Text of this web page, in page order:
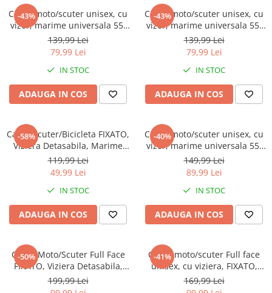
-43%
Casca moto/scuter unisex, cu
vizor, marime universala 55-
60cm, roz, FIXATO
139,99 Lei
79,99 Lei
IN STOC
ADAUGA IN COS
-43%
Casca moto/scuter unisex, cu
vizor, marime universala 55-
60cm, gri, FIXATO
139,99 Lei
79,99 Lei
IN STOC
ADAUGA IN COS
-58%
Casca Scuter/Bicicleta FIXATO,
Viziera Detasabila, Marime
Universala 54-60 cm, Negru
119,99 Lei
49,99 Lei
IN STOC
ADAUGA IN COS
-40%
Casca moto/scuter unisex, cu
vizor, marime universala 55-
60cm, FIXATO, neagra
149,99 Lei
89,99 Lei
IN STOC
ADAUGA IN COS
-50%
Casca Moto/Scuter Full Face
FIXATO, Viziera Detasabila,
Marime Universala 59-62cm,
Albastru
199,99 Lei
-41%
Casca moto/scuter Full face
unisex, cu viziera, FIXATO,
marime universala 59-62cm,
neagra
169,99 Lei